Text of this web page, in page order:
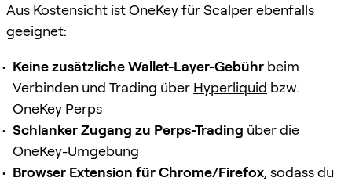
Aus Kostensicht ist OneKey für Scalper ebenfalls
geeignet:
Keine zusätzliche Wallet-Layer-Gebühr beim
Verbinden und Trading über Hyperliquid bzw.
OneKey Perps
Schlanker Zugang zu Perps-Trading über die
OneKey-Umgebung
Browser Extension für Chrome/Firefox, sodass du